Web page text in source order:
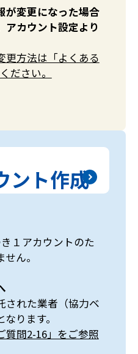
変更になった場合
アカウント設定より
方法は「よくある
ださい。
ント作成
１アカウントのた
ん。
された業者（協力ベ
ります。
問2-16」をご参照